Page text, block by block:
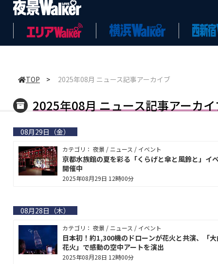
TOP > 2025年08月 ニュース記事アーカイブ
2025年08月 ニュース記事アーカ
08月29日（金）
カテゴリ： 夜景 / ニュース / イベント
京都水族館の夏を彩る「くらげと傘と風鈴と」イ
開催中
2025年08月29日 12時00分
08月28日（木）
カテゴリ： 夜景 / ニュース / イベント
日本初！約1,300機のドローンが花火と共演、「大
花火」で感動の空中アートを演出
2025年08月28日 12時00分